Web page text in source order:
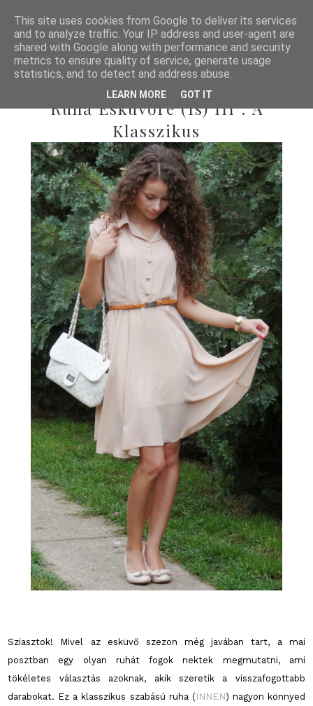
2013/06/26
Ruha Esküvőre (is) III : A
Klasszikus
Sziasztok! Mivel az esküvő szezon még javában tart, a mai
posztban egy olyan ruhát fogok nektek megmutatni, ami
tökéletes választás azoknak, akik szeretik a visszafogottabb
darabokat. Ez a klasszikus szabású ruha ( INNEN) nagyon könnyed
This site uses cookies from Google to deliver its services
and to analyze traffic. Your IP address and user-agent are
shared with Google along with performance and security
metrics to ensure quality of service, generate usage
statistics, and to detect and address abuse.
LEARN MORE GOT IT